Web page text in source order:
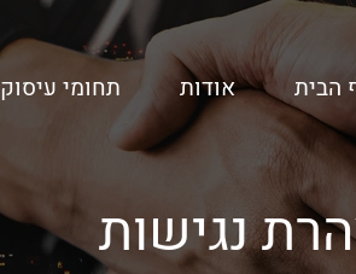
הבית אודות תחומי עיסוק
נגישות